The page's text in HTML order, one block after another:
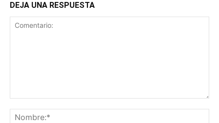
DEJA UNA RESPUESTA